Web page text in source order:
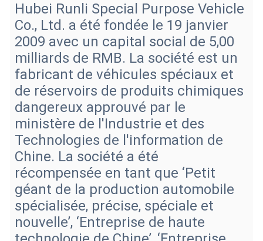
Hubei Runli Special Purpose Vehicle
Co., Ltd. a été fondée le 19 janvier
2009 avec un capital social de 5,00
milliards de RMB. La société est un
fabricant de véhicules spéciaux et
de réservoirs de produits chimiques
dangereux approuvé par le
ministère de l'Industrie et des
Technologies de l'information de
Chine. La société a été
récompensée en tant que ‘Petit
géant de la production automobile
spécialisée, précise, spéciale et
nouvelle’, ‘Entreprise de haute